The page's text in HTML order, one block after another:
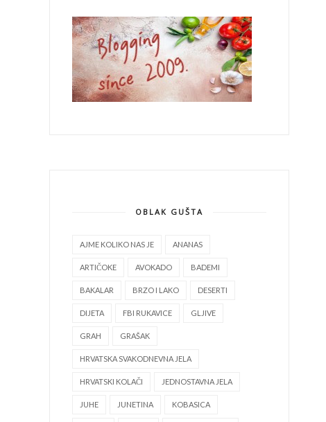
OBLAK GUŠTA
AJME KOLIKO NAS JE ANANAS
ARTIČOKE AVOKADO BADEMI
BAKALAR BRZO I LAKO DESERTI
DIJETA FBI RUKAVICE GLJIVE
GRAH GRAŠAK
HRVATSKA SVAKODNEVNA JELA
HRVATSKI KOLAČI JEDNOSTAVNA JELA
JUHE JUNETINA KOBASICA